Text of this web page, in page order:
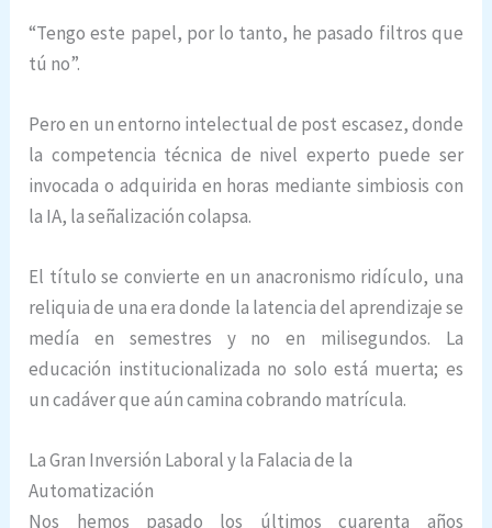
“Tengo este papel, por lo tanto, he pasado filtros que
tú no”.
Pero en un entorno intelectual de post escasez, donde
la competencia técnica de nivel experto puede ser
invocada o adquirida en horas mediante simbiosis con
la IA, la señalización colapsa.
El título se convierte en un anacronismo ridículo, una
reliquia de una era donde la latencia del aprendizaje se
medía en semestres y no en milisegundos. La
educación institucionalizada no solo está muerta; es
un cadáver que aún camina cobrando matrícula.
La Gran Inversión Laboral y la Falacia de la
Automatización
Nos hemos pasado los últimos cuarenta años